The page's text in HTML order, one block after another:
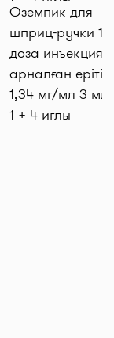
Оземпик для
шприц-ручки 1
доза
арналған
1,34 мг/мл 3
1 + 4 иглы